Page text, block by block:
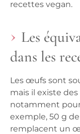
recettes vegan.
Les
dans les
Les œufs sont
mais il existe
notamment
exemple, 50 g
remplacent un